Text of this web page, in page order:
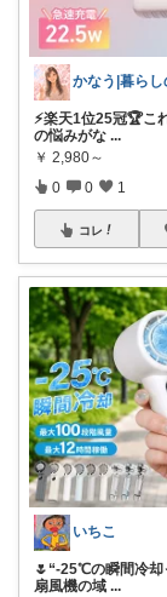
⚡楽天1位25冠🏆こ
の悩みがな ...
￥ 2,980～
0 0 1
コレ
いちこ
🌷“-25℃の瞬間冷却
扇風機の域 ...